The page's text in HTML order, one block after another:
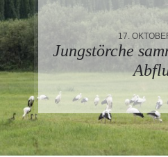
17.
Jungstörche